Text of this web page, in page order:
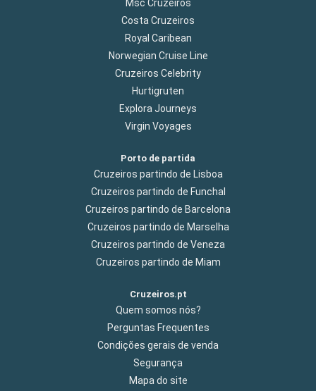
Msc Cruzeiros
Costa Cruzeiros
Royal Caribean
Norwegian Cruise Line
Cruzeiros Celebrity
Hurtigruten
Explora Journeys
Virgin Voyages
Porto de partida
Cruzeiros partindo de Lisboa
Cruzeiros partindo de Funchal
Cruzeiros partindo de Barcelona
Cruzeiros partindo de Marselha
Cruzeiros partindo de Veneza
Cruzeiros partindo de Miam
Cruzeiros.pt
Quem somos nós?
Perguntas Frequentes
Condições gerais de venda
Segurança
Mapa do site